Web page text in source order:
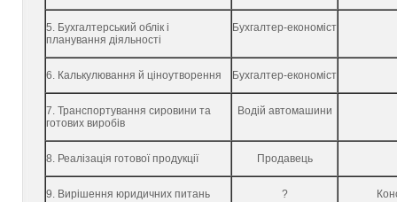
5. Бухгалтерський облік і
планування діяльності
Бухгалтер-економіст
6. Калькулювання й ціноутворення Бухгалтер-економіст
7. Транспортування сировини та
гото­вих виробів
Водій автомашини
8. Реалізація готової продукції Продавець
9. Вирішення юридичних питань ?